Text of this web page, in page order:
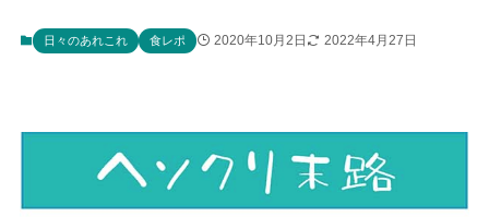
日々のあれこれ 食レポ 2020年10月2日 2022年4月27日